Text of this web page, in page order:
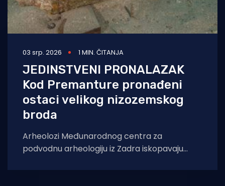
Ekologija
Tradicija i kultura
03 srp. 2026 1 MIN. ČITANJA
JEDINSTVENI PRONALAZAK
Kod Premanture pronađeni
ostaci velikog nizozemskog
broda
Arheolozi Međunarodnog centra za
podvodnu arheologiju iz Zadra iskopavaju
topovima kod rta Franina. Kod malog